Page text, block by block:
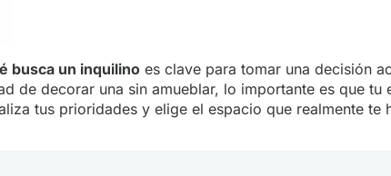
busca un inquilino es clave para tomar una decisión
de decorar una sin amueblar, lo importante es que
tus prioridades y elige el espacio que realmente te